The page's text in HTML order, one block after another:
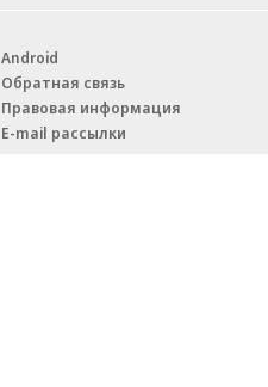
Android
Обратная связь
Правовая информация
E-mail рассылки